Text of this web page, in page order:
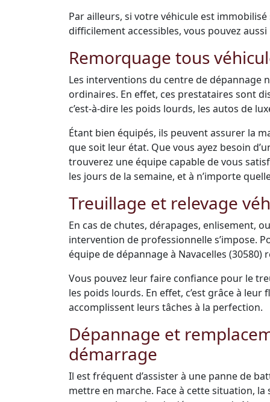
Par ailleurs, si votre véhicule est
difficilement accessibles, vous pouvez
Remorquage tous
Les interventions du centre de dépannage
ordinaires. En effet, ces prestataires sont
c’est-à-dire les poids lourds, les autos de
Étant bien équipés, ils peuvent assurer la
que soit leur état. Que vous ayez besoin
trouverez une équipe capable de vous
les jours de la semaine, et à n’importe
Treuillage et relevage
En cas de chutes, dérapages, enlisement,
intervention de professionnelle s’impose.
équipe de dépannage à Navacelles
Vous pouvez leur faire confiance pour le
les poids lourds. En effet, c’est grâce à
accomplissent leurs tâches à la perfection.
Dépannage et
démarrage
Il est fréquent d’assister à une panne de
mettre en marche. Face à cette situation,